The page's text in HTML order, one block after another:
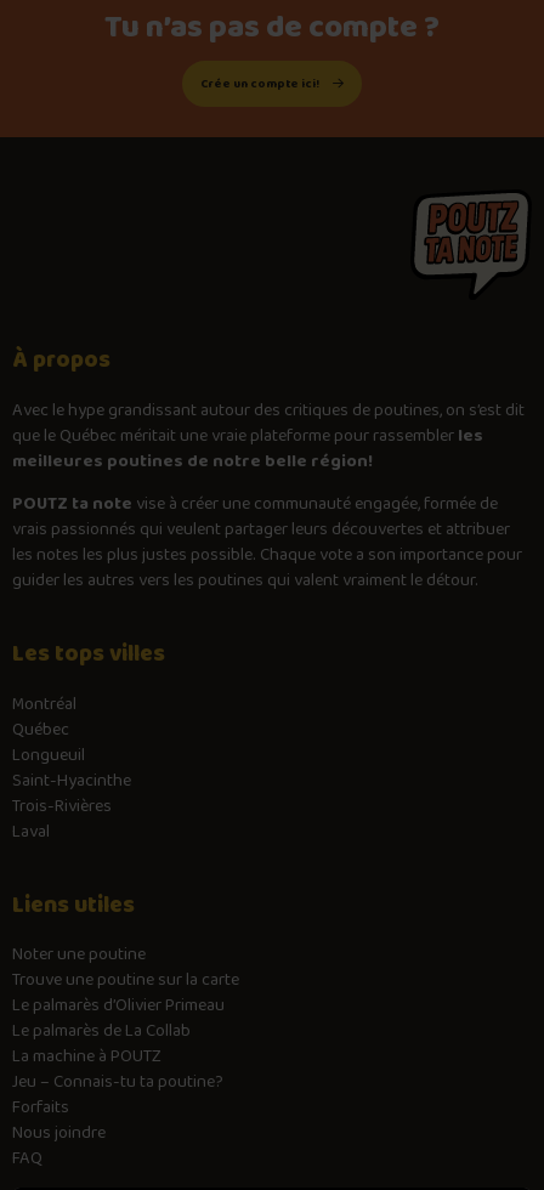
Tu n’as pas de compte ?
Crée un compte ici!
À propos
Avec lehypegrandissant autour des critiques de poutines, on s’est dit
que le Québec méritait une vraie plateforme pour rassemblerles
meilleures poutines de notre belle région!
POUTZ ta note vise à créer une communauté engagée, formée de
vrais passionnés qui veulent partager leurs découvertes et attribuer
les notes les plus justes possible. Chaque vote a son importance pour
guider les autres vers les poutines qui valent vraiment le détour.
Les tops villes
Montréal
Québec
Longueuil
Saint-Hyacinthe
Trois-Rivières
Laval
Liens utiles
Noter une poutine
Trouve une poutine sur la carte
Le palmarès d’Olivier Primeau
Le palmarès de La Collab
La machine à POUTZ
Jeu – Connais-tu ta poutine?
Forfaits
Nous joindre
FAQ